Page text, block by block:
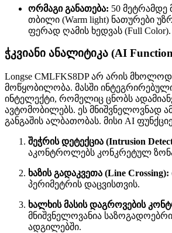
ორმაგი განათება: 50 მეტრამდე
თბილი (Warm light) ნათურები
ფერად ღამის ხედვას (Full Color).
ჭკვიანი ანალიტიკა (AI
Longse CMLFKS8DP არ არის
მოწყობილობა. მასში
ინტელექტი, რომელიც ცნობს
ავტომობილებს. ეს მნიშვნელოვნად
განგაშის ალბათობას. მისი AI
შეჭრის დეტექცია (Intrusion
აკონტროლებს კონკრეტულ
ხაზის გადაკვეთა (Line Crossing):
პერიმეტრის დაცვისთვის.
ხალხის მასის დაგროვების
მნიშვნელოვანია
ადგილებში.